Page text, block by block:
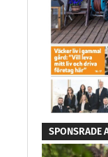
SPONSRADE